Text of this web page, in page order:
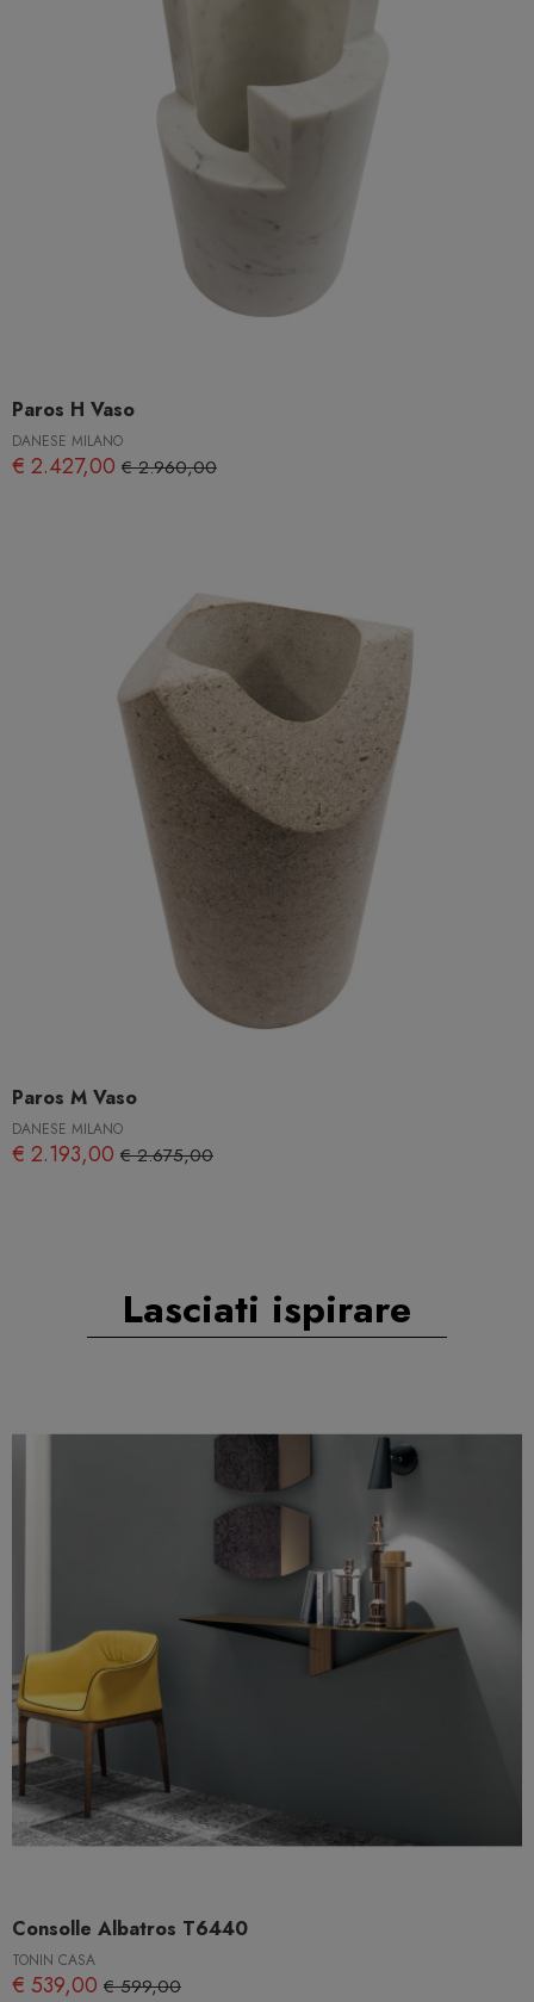
Paros H Vaso
DANESE MILANO
€ 2.427,00 € 2.960,00
Paros M Vaso
DANESE MILANO
€ 2.193,00 € 2.675,00
Lasciati ispirare
Consolle Albatros T6440
TONIN CASA
€ 539,00 € 599,00